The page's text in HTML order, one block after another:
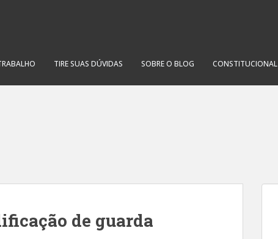
TIRE SUAS DÚVIDAS SOBRE O BLOG CONSTITUCIONAL
de guarda